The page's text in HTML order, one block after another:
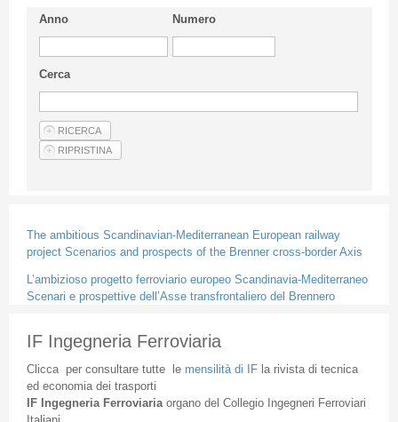
Linee Guida
Privacy Policy
Articoli
Anno Numero
Cerca
The ambitious Scandinavian-Mediterranean European railway
project Scenarios and prospects of the Brenner cross-border Axis
L’ambizioso progetto ferroviario europeo Scandinavia-Mediterraneo
Scenari e prospettive dell’Asse transfrontaliero del Brennero
IF Ingegneria Ferroviaria
Cliccaper consultare tuttele mensilità di IFla rivista di tecnica
ed economia dei trasporti
IF Ingegneria Ferroviaria organodel Collegio Ingegneri Ferroviari